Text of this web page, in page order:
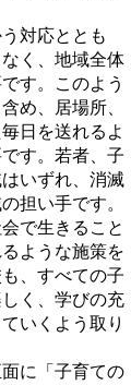
対応ととも
く、地域全体
す。このよう
め、居場所、
日を送れるよ
す。若者、子
いずれ、消滅
担い手です。
で生きること
ような施策を
、すべての子
く、学びの充
いくよう取り
に「子育ての